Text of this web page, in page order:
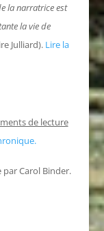
la narratrice est
la vie de
Julliard). Lire la
de lecture
par Carol Binder.